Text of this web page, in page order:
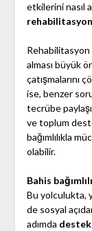
etkilerini nasıl
alması büyük
çatışmalarını
ise, benzer
tecrübe
ve toplum
bağımlılıkla
olabilir.
Bahis
Bu yolculukta,
de sosyal
adımda